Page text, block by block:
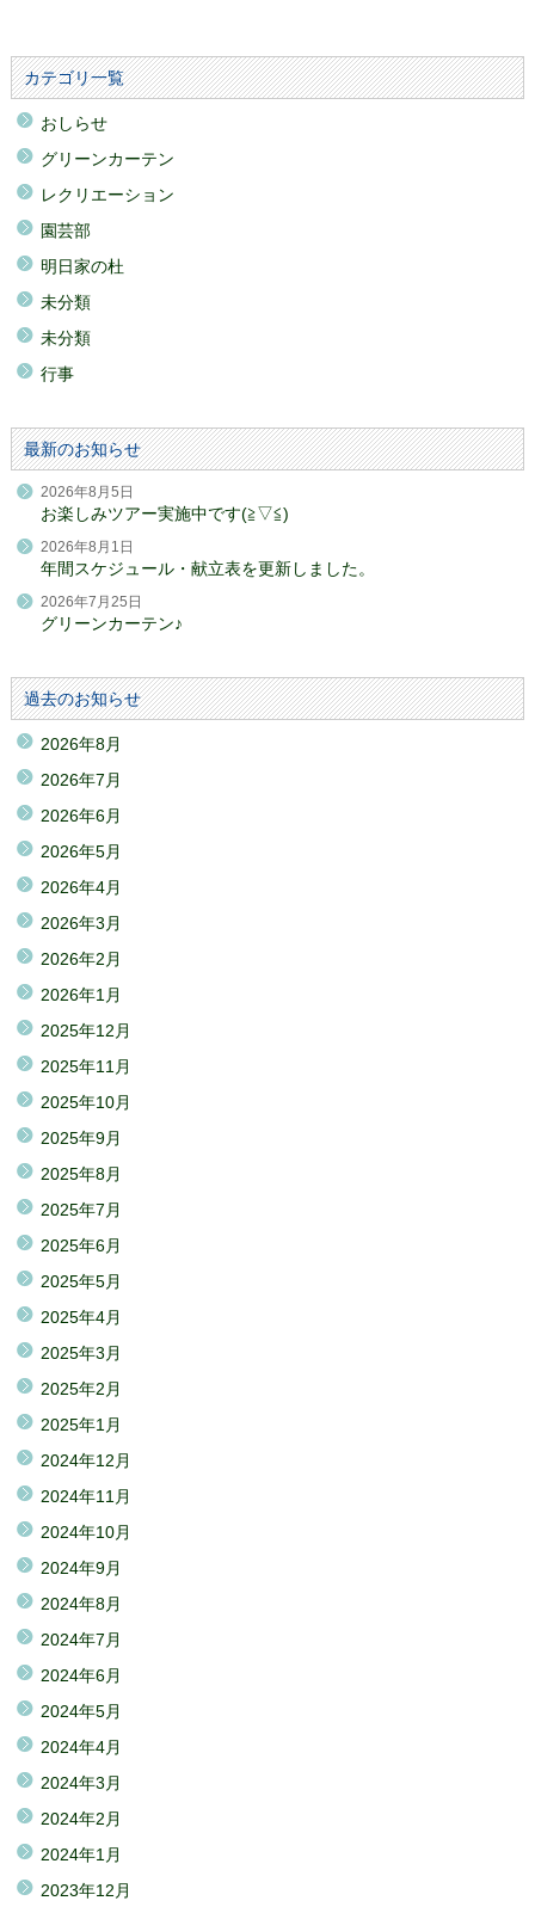
カテゴリ一覧
おしらせ
グリーンカーテン
レクリエーション
園芸部
明日家の杜
未分類
未分類
行事
最新のお知らせ
2026年8月5日
お楽しみツアー実施中です(≧▽≦)
2026年8月1日
年間スケジュール・献立表を更新しました。
2026年7月25日
グリーンカーテン♪
過去のお知らせ
2026年8月
2026年7月
2026年6月
2026年5月
2026年4月
2026年3月
2026年2月
2026年1月
2025年12月
2025年11月
2025年10月
2025年9月
2025年8月
2025年7月
2025年6月
2025年5月
2025年4月
2025年3月
2025年2月
2025年1月
2024年12月
2024年11月
2024年10月
2024年9月
2024年8月
2024年7月
2024年6月
2024年5月
2024年4月
2024年3月
2024年2月
2024年1月
2023年12月